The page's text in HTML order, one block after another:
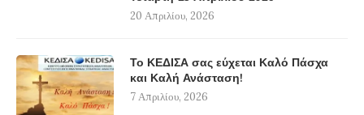
20 Απριλίου, 2026
Το ΚΕΔΙΣΑ σας εύχεται Καλό Πάσχα
και Καλή Ανάσταση!
7 Απριλίου, 2026